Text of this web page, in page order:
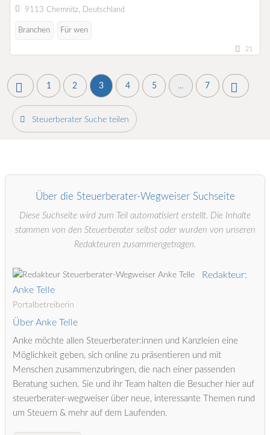
9113 Chemnitz, Deutschland
Branchen Für wen
21
1 2 3 4 5 ... 7
Steuerberater Suche teilen
Über die Steuerberater-Wegweiser Suchseite
Diese Suchseite wird zum Teil automatisiert erstellt. Die Inhalte
stammen von den Steuerberater selbst oder wurden von unseren
Redakteuren zusammengetragen.
Redakteur:
Anke Telle
Portalbetreiberin
Über Anke Telle
Anke möchte allen Steuerberater:innen und Kanzleien eine
Möglichkeit geben, sich online zu präsentieren und mit
Menschen zusammenzubringen, die nach einer passenden
Beratung suchen. Sie und ihr Team halten die Besucher hier auf
steuerberater-wegweiser über neue, interessante Themen rund
um Steuern & mehr auf dem Laufenden.